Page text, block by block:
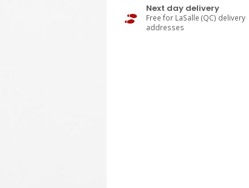
Next day delivery
Free for LaSalle (QC) delivery
addresses